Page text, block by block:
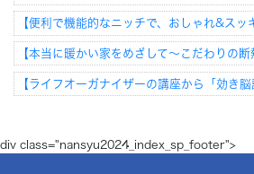
【便利で機能的なニッチで、おしゃれ&スッ
【本当に暖かい家をめざして～こだわりの断
【ライフオーガナイザーの講座から「効き
div class="nansyu2024_index_sp_footer">